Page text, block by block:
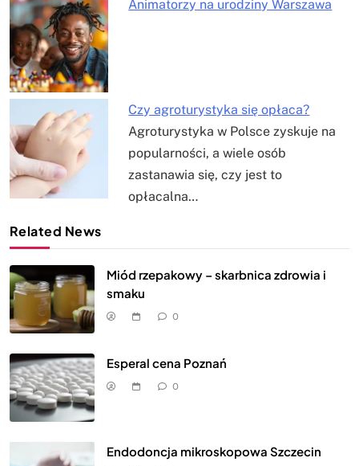
Animatorzy na urodziny Warszawa
Czy agroturystyka się opłaca?
Agroturystyka w Polsce zyskuje na
popularności, a wiele osób
zastanawia się, czy jest to
opłacalna…
Related News
Miód rzepakowy – skarbnica zdrowia i
smaku
0
Esperal cena Poznań
0
Endodoncja mikroskopowa Szczecin